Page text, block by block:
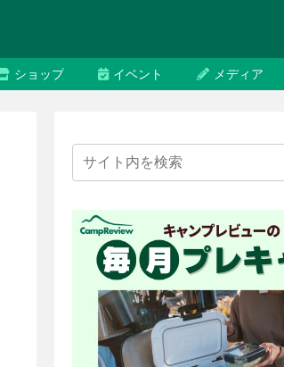
ショップ イベント メディア